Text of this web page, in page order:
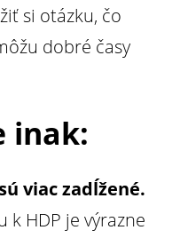
si otázku, čo
dobré časy
inak:
viac zadĺžené.
k HDP je výrazne